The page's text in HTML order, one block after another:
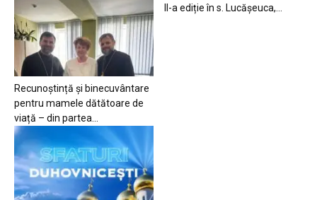
Recunoștință și binecuvântare
pentru mamele dătătoare de
viață – din partea...
II-a ediție în s. Lucășeuca,...